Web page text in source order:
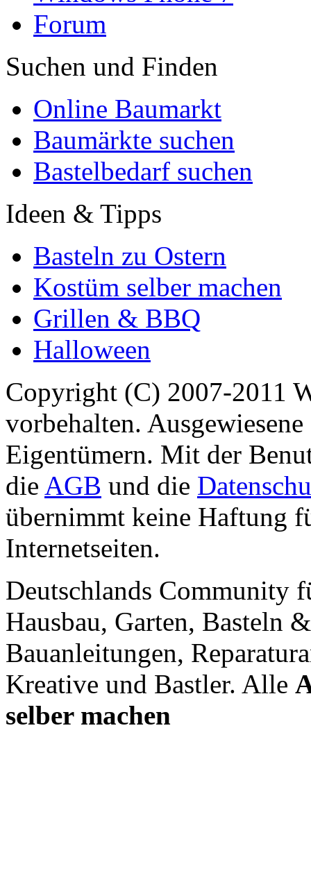
Forum
Suchen und Finden
Online Baumarkt
Baumärkte suchen
Bastelbedarf suchen
Ideen & Tipps
Basteln zu Ostern
Kostüm selber machen
Grillen & BBQ
Halloween
Copyright (C) 2007-2011
vorbehalten.
Eigentümern. Mit der
die AGB und die
übernimmt keine Haftung
Internetseiten.
Deutschlands Community
Hausbau, Garten, Basteln
Bauanleitungen,
Kreative und Bastler. Alle
selber machen